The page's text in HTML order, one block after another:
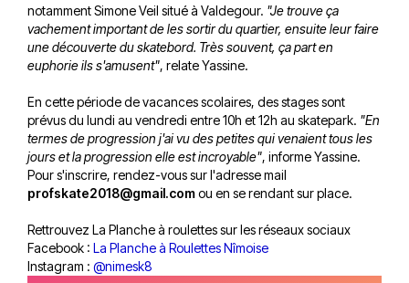
notamment Simone Veil situé à Valdegour. "Je trouve ça
vachement important de les sortir du quartier, ensuite leur faire
une découverte du skatebord. Très souvent, ça part en
euphorie ils s'amusent", relate Yassine.
En cette période de vacances scolaires, des stages sont
prévus du lundi au vendredi entre 10h et 12h au skatepark. "En
termes de progression j'ai vu des petites qui venaient tous les
jours et la progression elle est incroyable", informe Yassine.
Pour s'inscrire, rendez-vous sur l'adresse mail
profskate2018@gmail.comou en se rendant sur place.
Rettrouvez La Planche à roulettes sur les réseaux sociaux
Facebook : La Planche à Roulettes Nîmoise
Instagram : @nimesk8